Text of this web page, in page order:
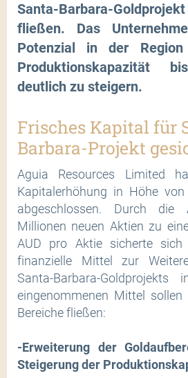
Santa-Barbara-
fließen. Das
Potenzial in der
Produktionskapazität
deutlich zu steigern.
Frisches Kapital für
Barbara-Projekt
Aguia Resources Limited
Kapitalerhöhung in Höhe
abgeschlossen. Durch
Millionen neuen Aktien zu
AUD pro Aktie sicherte sich
finanzielle Mittel zur
Santa-Barbara-
eingenommenen Mittel
Bereiche fließen:
-Erweiterung der
Steigerung der